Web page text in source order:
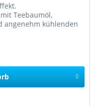
Teebaumöl,
angenehm kühlenden